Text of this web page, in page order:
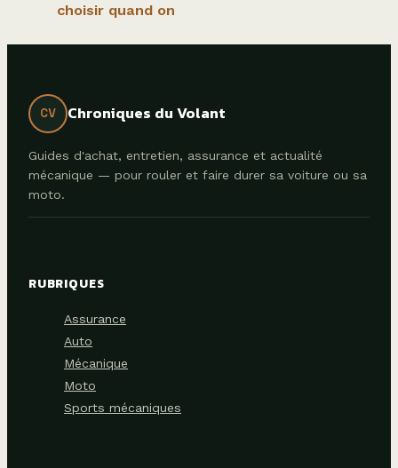
choisir quand on
motorisations et
CV Chroniques du Volant
Guides d'achat, entretien, assurance et actualité
mécanique — pour rouler et faire durer sa voiture ou sa
moto.
RUBRIQUES
Assurance
Auto
Mécanique
Moto
Sports mécaniques